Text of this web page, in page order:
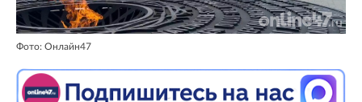
Фото: Онлайн47